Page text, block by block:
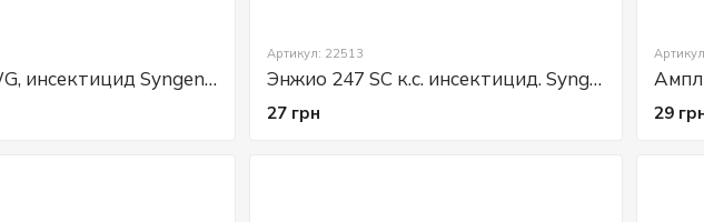
Средства защиты растений Syngenta помогают сохранить урожай,
поддерживать здоровое развитие растений на протяжении всего
подходят как для профессионального сельского хозяйства, так и для
Актара 25 WG, инсектицид Syngenta, 1,4 г
Артикул: 22513
Энжио 247 SC к.с. инсектицид. Syngenta, 3,6 мл
27 грн 29